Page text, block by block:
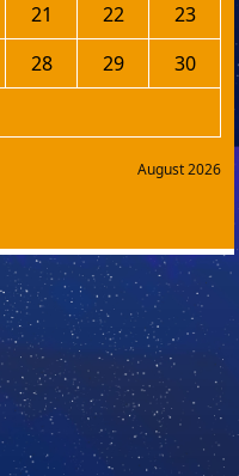
August 2026
21 22
23
28 29
30